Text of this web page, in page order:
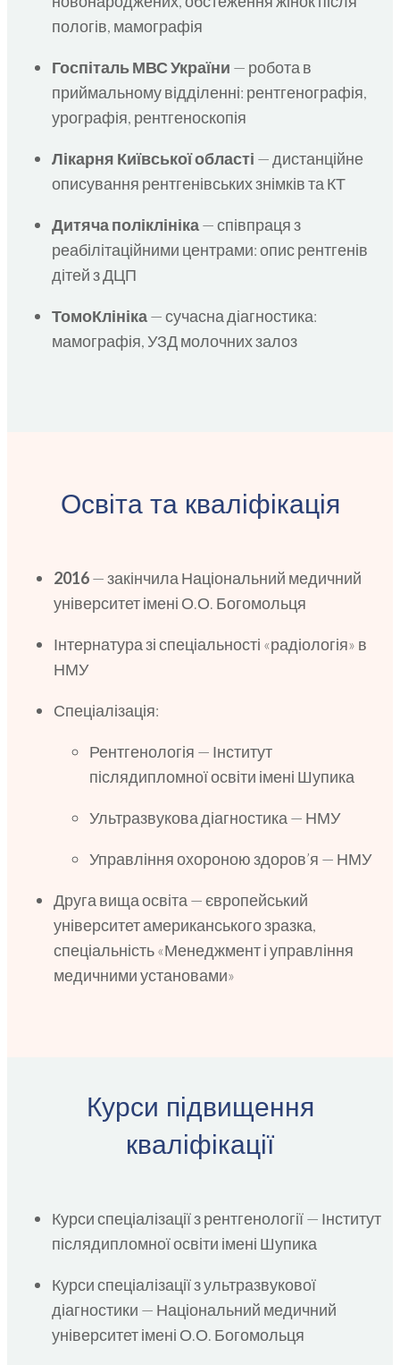
пологів, мамографія
Госпіталь МВС України — робота в
приймальному відділенні: рентгенографія,
урографія, рентгеноскопія
Лікарня Київської області — дистанційне
описування рентгенівських знімків та КТ
Дитяча поліклініка— співпраця з
реабілітаційними центрами: опис рентгенів
дітей з ДЦП
ТомоКлініка— сучасна діагностика:
мамографія, УЗД молочних залоз
Освіта та кваліфікація
2016— закінчила Національний медичний
університет імені О.О. Богомольця
Інтернатура зі спеціальності «радіологія» в
НМУ
Спеціалізація:
Рентгенологія — Інститут
післядипломної освіти імені Шупика
Ультразвукова діагностика — НМУ
Управління охороною здоров’я — НМУ
Друга вища освіта — європейський
університет американського зразка,
спеціальність «Менеджмент і управління
медичними установами»
Курси підвищення
кваліфікації
Курси спеціалізації з рентгенології — Інститут
післядипломної освіти імені Шупика
Курси спеціалізації з ультразвукової
діагностики — Національний медичний
університет імені О.О. Богомольця